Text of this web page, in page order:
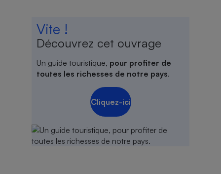
Vite !
Découvrez cet ouvrage
Un guide touristique, pour profiter de
toutes les richesses de notre pays.
Cliquez-ici